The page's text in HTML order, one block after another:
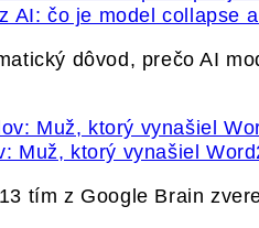
AI: čo je model collapse
dôvod, prečo AI
Muž, ktorý vynašiel
tím z Google Brain